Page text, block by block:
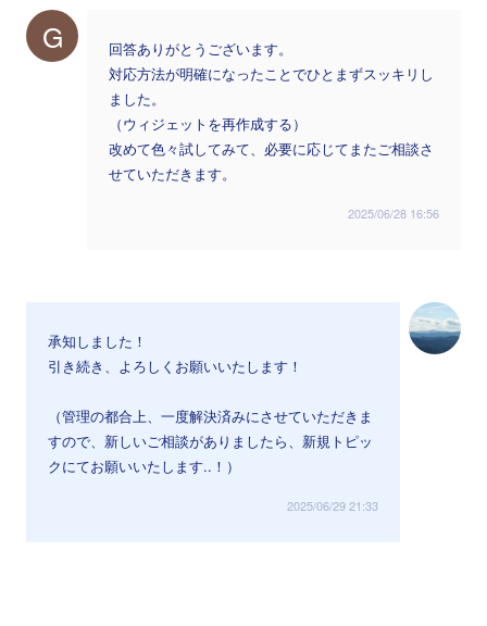
G
回答ありがとうございます。
対応方法が明確になったことでひとまずスッキリし
ました。
（ウィジェットを再作成する）
改めて色々試してみて、必要に応じてまたご相談さ
せていただきます。
2025/06/28 16:56
承知しました！
引き続き、よろしくお願いいたします！
（管理の都合上、一度解決済みにさせていただきま
すので、新しいご相談がありましたら、新規トピッ
クにてお願いいたします..！）
2025/06/29 21:33